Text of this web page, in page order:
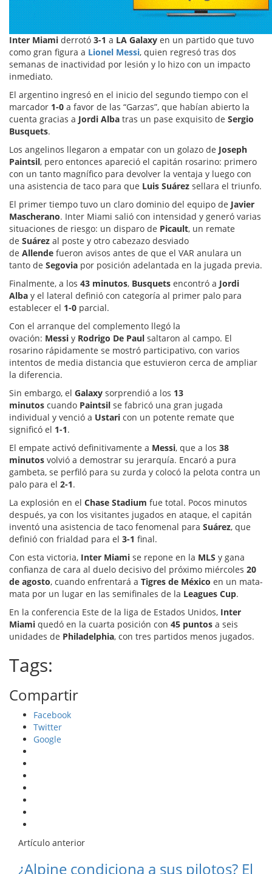
Inter Miami derrotó 3-1 a LA Galaxy en un partido que tuvo
como gran figura a Lionel Messi, quien regresó tras dos
semanas de inactividad por lesión y lo hizo con un impacto
inmediato.
El argentino ingresó en el inicio del segundo tiempo con el
marcador 1-0 a favor de las “Garzas”, que habían abierto la
cuenta gracias a Jordi Alba tras un pase exquisito de Sergio
Busquets.
Los angelinos llegaron a empatar con un golazo de Joseph
Paintsil, pero entonces apareció el capitán rosarino: primero
con un tanto magnífico para devolver la ventaja y luego con
una asistencia de taco para que Luis Suárez sellara el triunfo.
El primer tiempo tuvo un claro dominio del equipo de Javier
Mascherano. Inter Miami salió con intensidad y generó varias
situaciones de riesgo: un disparo de Picault, un remate
de Suárez al poste y otro cabezazo desviado
de Allende fueron avisos antes de que el VAR anulara un
tanto de Segovia por posición adelantada en la jugada previa.
Finalmente, a los 43 minutos, Busquets encontró a Jordi
Alba y el lateral definió con categoría al primer palo para
establecer el 1-0 parcial.
Con el arranque del complemento llegó la
ovación: Messi y Rodrigo De Paul saltaron al campo. El
rosarino rápidamente se mostró participativo, con varios
intentos de media distancia que estuvieron cerca de ampliar
la diferencia.
Sin embargo, el Galaxy sorprendió a los 13
minutos cuando Paintsil se fabricó una gran jugada
individual y venció a Ustari con un potente remate que
significó el 1-1.
El empate activó definitivamente a Messi, que a los 38
minutos volvió a demostrar su jerarquía. Encaró a pura
gambeta, se perfiló para su zurda y colocó la pelota contra un
palo para el 2-1.
La explosión en el Chase Stadium fue total. Pocos minutos
después, ya con los visitantes jugados en ataque, el capitán
inventó una asistencia de taco fenomenal para Suárez, que
definió con frialdad para el 3-1 final.
Con esta victoria, Inter Miami se repone en la MLS y gana
confianza de cara al duelo decisivo del próximo miércoles 20
de agosto, cuando enfrentará a Tigres de México en un mata-
mata por un lugar en las semifinales de la Leagues Cup.
En la conferencia Este de la liga de Estados Unidos, Inter
Miami quedó en la cuarta posición con 45 puntos a seis
unidades de Philadelphia, con tres partidos menos jugados.
Tags:
Compartir
Facebook
Twitter
Google
Artículo anterior
¿Alpine condiciona a sus pilotos? El